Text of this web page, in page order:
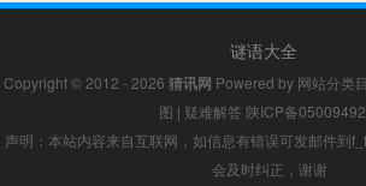
谜语大全
Copyright © 2012 - 2026 猜讯网 Powered by 网站分类
图 | 疑难解答 陕ICP备
声明：本站内容来自互联网，如信息有错误可发邮件到
会及时纠正，谢谢